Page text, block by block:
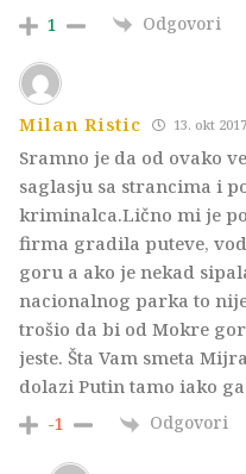
1 Odgovori
Milan Ristic 13. okt
Sramno je da od ovako
saglasju sa strancima i
kriminalca.Lično mi je
firma gradila puteve,
goru a ako je nekad
nacionalnog parka to
trošio da bi od Mokre
jeste. Šta Vam smeta
dolazi Putin tamo iako
-1 Odgovori